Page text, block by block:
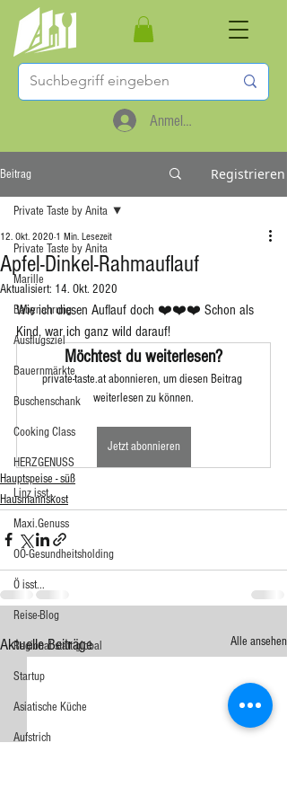
Anmelden
Beitrag Registrieren
Private Taste by Anita
Marille
Babynahrung
Ausflugsziel
Bauernmärkte
Buschenschank
Cooking Class
HERZGENUSS
Linz isst...
Maxi.Genuss
OÖ-Gesundheitsholding
Ö isst...
Reise-Blog
Regional statt global
Startup
Asiatische Küche
Aufstrich
Private Taste by Anita
Apfel-Dinkel-Rahmauflauf
12. Okt. 2020 1 Min. Lesezeit
Aktualisiert: 14. Okt. 2020
Wie ich diesen Auflauf doch ❤️❤️❤️ Schon als
Kind, war ich ganz wild darauf!
Möchtest du weiterlesen?
private-taste.at abonnieren, um diesen Beitrag
weiterlesen zu können.
Jetzt abonnieren
Hauptspeise - süß
Hausmannskost
Aktuelle Beiträge Alle ansehen